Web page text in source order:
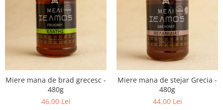
Miere mana de brad grecesc -
480g
46,00 Lei
Miere mana de stejar Grecia -
480g
44,00 Lei